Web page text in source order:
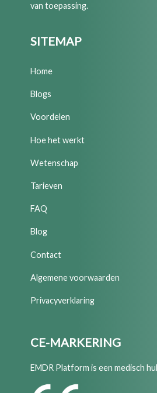
van toepassing.
SITEMAP
Home
Blogs
Voordelen
Hoe het werkt
Wetenschap
Tarieven
FAQ
Blog
Contact
Algemene voorwaarden
Privacyverklaring
CE-MARKERING
EMDR Platform is een medisch